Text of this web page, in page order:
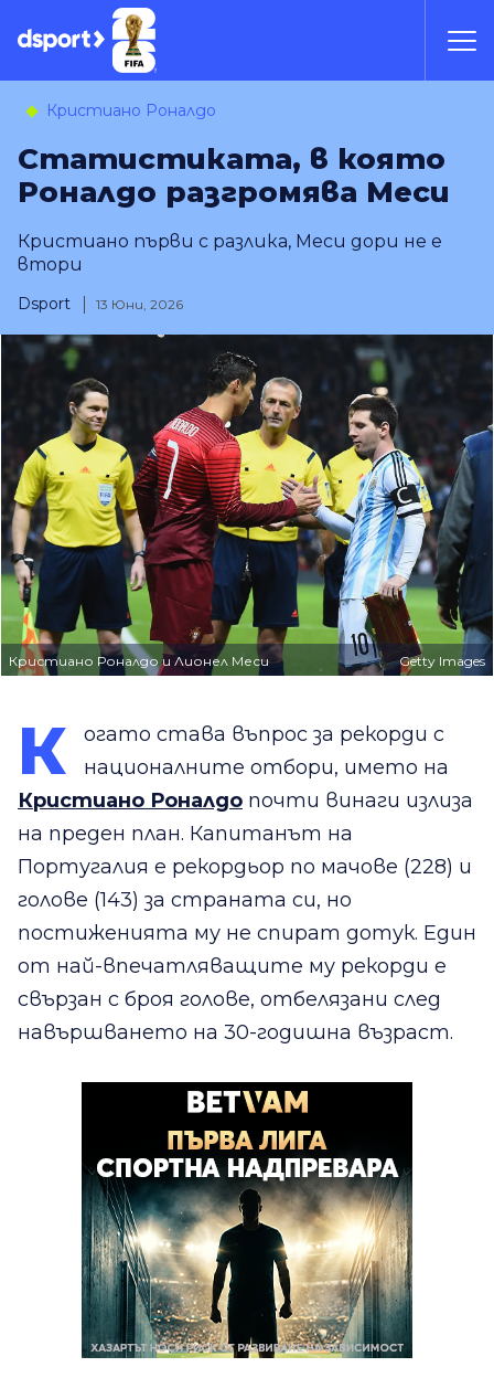
Кристиано Роналдо
Статистиката, в която
Роналдо разгромява Меси
Кристиано първи с разлика, Меси дори не е
втори
Dsport 13 Юни, 2026
Кристиано Роналдо и Лионел Меси Getty Images
К
огато става въпрос за рекорди с
националните отбори, името на
Кристиано Роналдо почти винаги излиза
на преден план. Капитанът на
Португалия е рекордьор по мачове (228) и
голове (143) за страната си, но
постиженията му не спират дотук. Един
от най-впечатляващите му рекорди е
свързан с броя голове, отбелязани след
навършването на 30-годишна възраст.